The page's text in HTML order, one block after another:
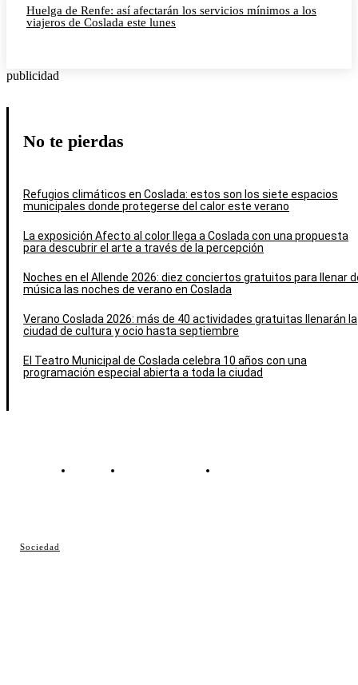
Sociedad
Huelga de Renfe: así afectarán los servicios mínimos a los
viajeros de Coslada este lunes
publicidad
No te pierdas
Refugios climáticos en Coslada: estos son los siete espacios
municipales donde protegerse del calor este verano
La exposición Afecto al color llega a Coslada con una propuesta
para descubrir el arte a través de la percepción
Noches en el Allende 2026: diez conciertos gratuitos para llenar
música las noches de verano en Coslada
Verano Coslada 2026: más de 40 actividades gratuitas llenarán la
ciudad de cultura y ocio hasta septiembre
El Teatro Municipal de Coslada celebra 10 años con una
programación especial abierta a toda la ciudad
Contacto Política de cookies